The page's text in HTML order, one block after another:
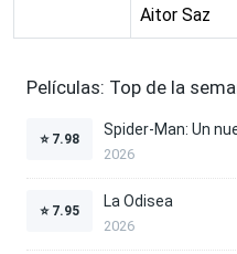
Aitor Saz
Películas: Top de la
⭐ 7.98
Spider-Man: Un
2026
⭐ 7.95
La Odisea
2026